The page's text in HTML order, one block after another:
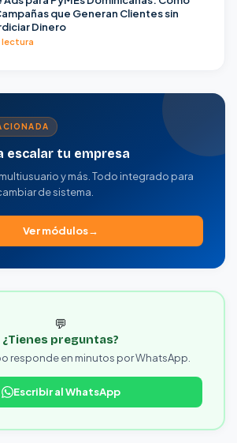
que Generan Clientes sin
Dinero
lectura
escalar tu empresa
y más. Todo integrado para
de sistema.
Ver módulos
💬
¿Tienes preguntas?
responde en minutos por WhatsApp.
Escribir al WhatsApp